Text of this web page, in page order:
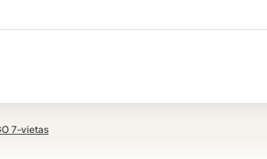
7-vietas